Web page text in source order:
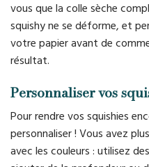
vous que la colle sèche
squishy ne se déforme, et
votre papier avant de
résultat.
Personnaliser vos
Pour rendre vos squishies
personnaliser ! Vous avez
avec les couleurs : utilisez